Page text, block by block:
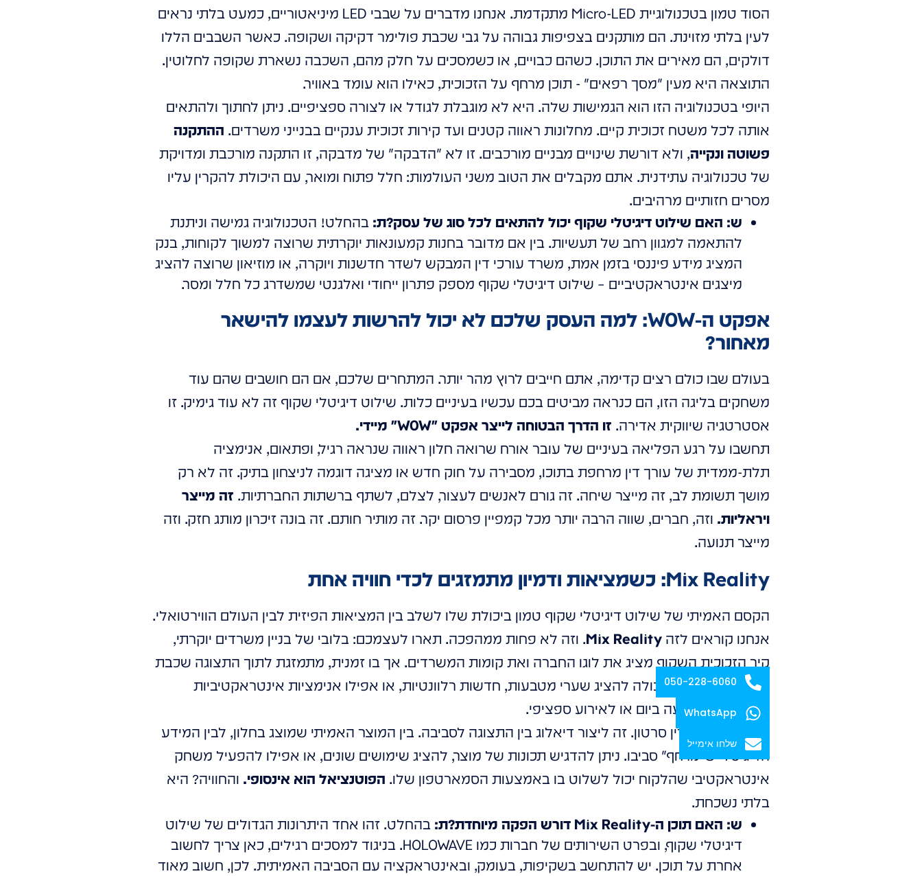
הסוד טמון בטכנולוגיית Micro-LED מתקדמת. אנחנו מדברים על שבבי LED מיניאטוריים, כמעט בלתי נראים
לעין בלתי מזוינת. הם מותקנים בצפיפות גבוהה על גבי שכבת פולימר דקיקה ושקופה. כאשר השבבים הללו
דולקים, הם מאירים את התוכן. כשהם כבויים, או כשמסכים על חלק מהם, השכבה נשארת שקופה לחלוטין.
התוצאה היא מעין "מסך רפאים" - תוכן מרחף על הזכוכית, כאילו הוא עומד באוויר.
היופי בטכנולוגיה הזו הוא הגמישות שלה. היא לא מוגבלת לגודל או לצורה ספציפיים. ניתן לחתוך ולהתאים
אותה לכל משטח זכוכית קיים. מחלונות ראווה קטנים ועד קירות זכוכית ענקיים בבנייני משרדים. ההתקנה
פשוטה ונקייה, ולא דורשת שינויים מבניים מורכבים. זו לא "הדבקה" של מדבקה, זו התקנה מורכבת ומדויקת
של טכנולוגיה עתידנית. אתם מקבלים את הטוב משני העולמות: חלל פתוח ומואר, עם היכולת להקרין עליו
מסרים חזותיים מרהיבים.
ש: האם שילוט דיגיטלי שקוף יכול להתאים לכל סוג של עסק?ת: בהחלט! הטכנולוגיה גמישה וניתנת
להתאמה למגוון רחב של תעשיות. בין אם מדובר בחנות קמעונאות יוקרתית שרוצה למשוך לקוחות, בנק
המציג מידע פיננסי בזמן אמת, משרד עורכי דין המבקש לשדר חדשנות ויוקרה, או מוזיאון שרוצה להציג
מיצגים אינטראקטיביים – שילוט דיגיטלי שקוף מספק פתרון ייחודי ואלגנטי שמשדרג כל חלל ומסר.
אפקט ה-WOW: למה העסק שלכם לא יכול להרשות לעצמו להישאר
מאחור?
בעולם שבו כולם רצים קדימה, אתם חייבים לרוץ מהר יותר. המתחרים שלכם, אם הם חושבים שהם עוד
משחקים בליגה הזו, הם כנראה מביטים בכם עכשיו בעיניים כלות. שילוט דיגיטלי שקוף זה לא עוד גימיק. זו
אסטרטגיה שיווקית אדירה. זו הדרך הבטוחה לייצר אפקט "WOW" מיידי.
תחשבו על רגע הפליאה בעיניים של עובר אורח שרואה חלון ראווה שנראה רגיל, ופתאום, אנימציה
תלת-ממדית של עורך דין מרחפת בתוכו, מסבירה על חוק חדש או מציגה דוגמה לניצחון בתיק. זה לא רק
מושך תשומת לב, זה מייצר שיחה. זה גורם לאנשים לעצור, לצלם, לשתף ברשתות החברתיות. זה מייצר
ויראליות. וזה, חברים, שווה הרבה יותר מכל קמפיין פרסום יקר. זה מותיר חותם. זה בונה זיכרון מותג חזק. וזה
מייצר תנועה.
Mix Reality: כשמציאות ודמיון מתמזגים לכדי חוויה אחת
הקסם האמיתי של שילוט דיגיטלי שקוף טמון ביכולת שלו לשלב בין המציאות הפיזית לבין העולם הווירטואלי.
אנחנו קוראים לזה Mix Reality. וזה לא פחות ממהפכה. תארו לעצמכם: בלובי של בניין משרדים יוקרתי,
קיר הזכוכית השקוף מציג את לוגו החברה ואת קומות המשרדים. אך בו זמנית, מתמזגת לתוך התצוגה שכבת
מידע דינמית. היא יכולה להציג שערי מטבעות, חדשות רלוונטיות, או אפילו אנימציות אינטראקטיביות
שמותאמות לשעה ביום או לאירוע ספציפי.
זה לא רק להקרין סרטון. זה ליצור דיאלוג בין התצוגה לסביבה. בין המוצר האמיתי שמוצג בחלון, לבין המידע
הדיגיטלי ש"מרחף" סביבו. ניתן להדגיש תכונות של מוצר, להציג שימושים שונים, או אפילו להפעיל משחק
אינטראקטיבי שהלקוח יכול לשלוט בו באמצעות הסמארטפון שלו. הפוטנציאל הוא אינסופי. והחוויה? היא
בלתי נשכחת.
ש: האם תוכן ה-Mix Reality דורש הפקה מיוחדת?
ת: בהחלט. זהו אחד היתרונות הגדולים של שילוט
דיגיטלי שקוף, ובפרט השירותים של חברות כמו HOLOWAVE. בניגוד למסכים רגילים, כאן צריך לחשוב
אחרת על תוכן. יש להתחשב בשקיפות, בעומק, ובאינטראקציה עם הסביבה האמיתית. לכן, חשוב מאוד
050-228-6060
WhatsApp
שלחו אימייל